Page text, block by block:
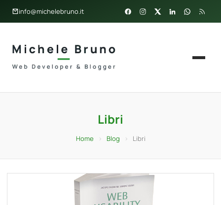
info@michelebruno.it
Libri
Home › Blog › Libri